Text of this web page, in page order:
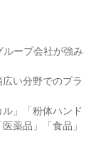
ープ会社が強み
い分野でのプラ
」「粉体ハンド
薬品」「食品」